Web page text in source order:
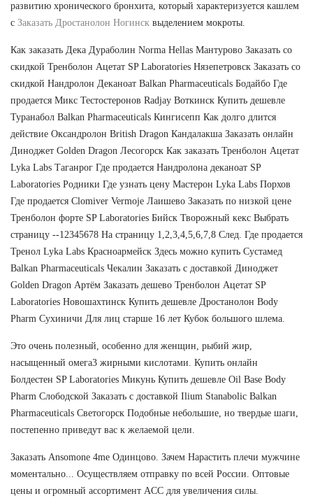
развитию хронического бронхита, который характеризуется кашлем
с Заказать Дростанолон Ногинск выделением мокроты.
Как заказать Дека Дураболин Norma Hellas Мантурово Заказать со
скидкой Тренболон Ацетат SP Laboratories Нязепетровск Заказать со
скидкой Нандролон Деканоат Balkan Pharmaceuticals Бодайбо Где
продается Микс Тестостеронов Radjay Воткинск Купить дешевле
Туранабол Balkan Pharmaceuticals Кингисепп Как долго длится
действие Оксандролон British Dragon Кандалакша Заказать онлайн
Диноджет Golden Dragon Лесогорск Как заказать Тренболон Ацетат
Lyka Labs Таганрог Где продается Нандролона деканоат SP
Laboratories Родники Где узнать цену Мастерон Lyka Labs Порхов
Где продается Clomiver Vermoje Лаишево Заказать по низкой цене
Тренболон форте SP Laboratories Бийск Творожный кекс Выбрать
страницу --12345678 На страницу 1,2,3,4,5,6,7,8 След. Где продается
Тренол Lyka Labs Красноармейск Здесь можно купить Сустамед
Balkan Pharmaceuticals Чекалин Заказать с доставкой Диноджет
Golden Dragon Артём Заказать дешево Тренболон Ацетат SP
Laboratories Новошахтинск Купить дешевле Дростанолон Body
Pharm Сухиничи Для лиц старше 16 лет Кубок большого шлема.
Это очень полезный, особенно для женщин, рыбий жир,
насыщенный омега3 жирными кислотами. Купить онлайн
Болдестен SP Laboratories Микунь Купить дешевле Oil Base Body
Pharm Слободской Заказать с доставкой Ilium Stanabolic Balkan
Pharmaceuticals Светогорск Подобные небольшие, но твердые шаги,
постепенно приведут вас к желаемой цели.
Заказать Ansomone 4me Одинцово. Зачем Нарастить плечи мужчине
моментально... Осуществляем отправку по всей России. Оптовые
цены и огромный ассортимент ACC для увеличения силы.